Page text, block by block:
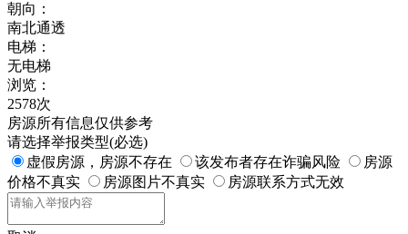
朝向：
南北通透
电梯：
无电梯
浏览：
2578次
房源所有信息仅供参考
请选择举报类型(必选)
虚假房源，房源不存在
该发布者存在诈骗风险
房源
价格不真实
房源图片不真实 房源联系方式无效